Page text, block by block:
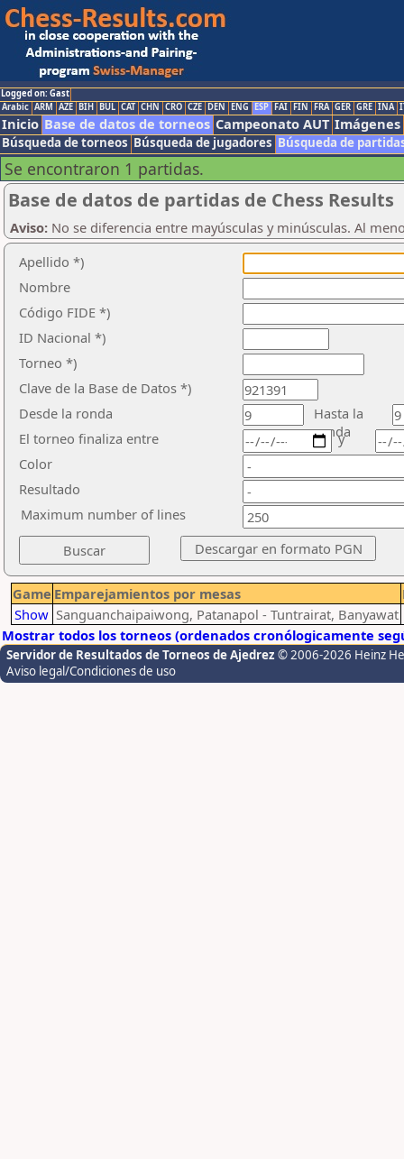
Logged on: Gast
Arabic ARM AZE BIH BUL CAT CHN CRO CZE DEN ENG ESP FAI FIN FRA GER GRE INA
Inicio Base de datos de torneos Campeonato AUT Imágenes
Búsqueda de torneos Búsqueda de jugadores Búsqueda de
Se encontraron 1 partidas.
Base de datos de partidas de Chess Results
Aviso: No se diferencia entre mayúsculas y minúsculas. Al
Apellido *)
Nombre
Código FIDE *)
ID Nacional *)
Torneo *)
Clave de la Base de Datos *)
Desde la ronda
Hasta la
ronda
El torneo finaliza entre
Color
Resultado
y
Maximum number of lines
Game Emparejamientos por mesas
Show Sanguanchaipaiwong, Patanapol - Tuntrairat, Banyawat
Mostrar todos los torneos (ordenados cronólogicamente
Servidor de Resultados de Torneos de Ajedrez © 2006-2026 Heinz
Aviso legal/Condiciones de uso